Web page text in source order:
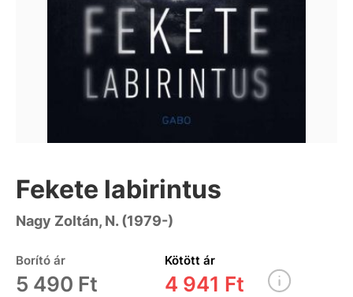
Fekete labirintus
Nagy Zoltán, N. (1979-)
Borító ár
5 490 Ft
Kötött ár
4 941 Ft